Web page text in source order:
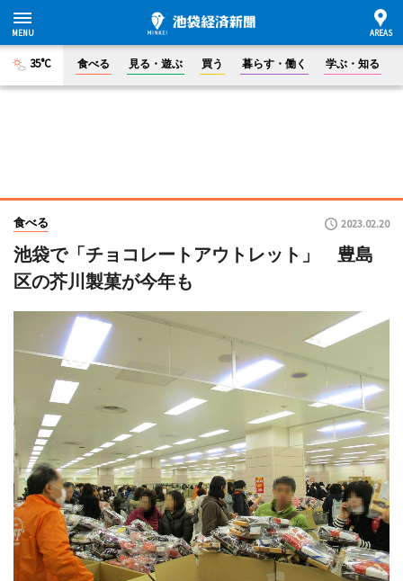
35°C 食べる 見る・遊ぶ 買う 暮らす・働く 学ぶ・知る
食べる 2023.02.20
池袋で「チョコレートアウトレット」 豊島
区の芥川製菓が今年も